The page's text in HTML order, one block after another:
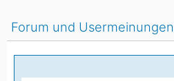
Forum und Usermeinungen